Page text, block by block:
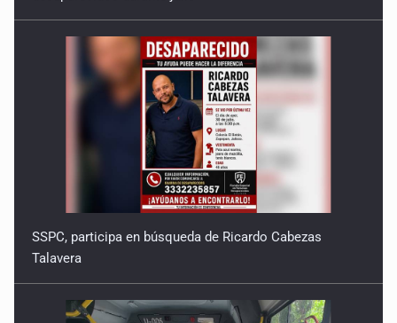
SSPC, participa en búsqueda de Ricardo Cabezas
Talavera